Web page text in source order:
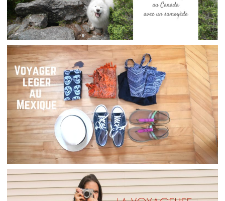
CONSEILS // JAMAIS SANS MON CHIEN EN
VOYAGE
Audrey Blog,Réflexions
DANS MA VALISE MINIMALISTE POUR… LE
MEXIQUE
Audrey Amérique latine,Amériques , ,